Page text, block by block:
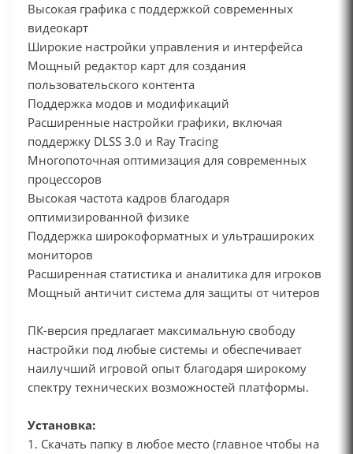
Высокая графика с поддержкой современных
видеокарт
Широкие настройки управления и интерфейса
Мощный редактор карт для создания
пользовательского контента
Поддержка модов и модификаций
Расширенные настройки графики, включая
поддержку DLSS 3.0 и Ray Tracing
Многопоточная оптимизация для современных
процессоров
Высокая частота кадров благодаря
оптимизированной физике
Поддержка широкоформатных и ультрашироких
мониторов
Расширенная статистика и аналитика для игроков
Мощный античит система для защиты от читеров
ПК-версия предлагает максимальную свободу
настройки под любые системы и обеспечивает
наилучший игровой опыт благодаря широкому
спектру технических возможностей платформы.
Установка:
1. Скачать папку в любое место (главное чтобы на